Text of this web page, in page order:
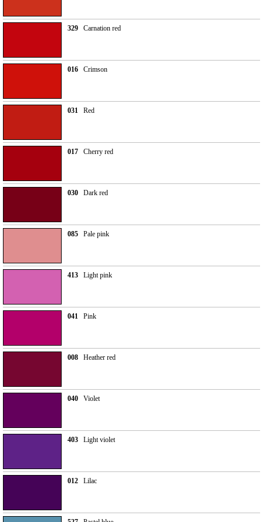
329 Carnation red
016 Crimson
031 Red
017 Cherry red
030 Dark red
085 Pale pink
413 Light pink
041 Pink
008 Heather red
040 Violet
403 Light violet
012 Lilac